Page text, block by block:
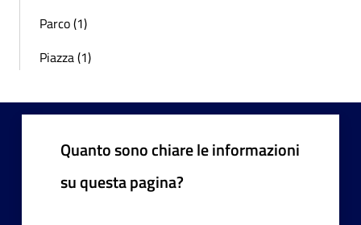
Parco (1)
Piazza (1)
Quanto sono chiare le informazioni
su questa pagina?